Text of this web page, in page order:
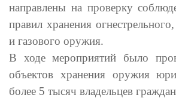
направлены на проверку
правил хранения
и газового оружия.
В ходе мероприятий было
объектов хранения оружия
более 5 тысяч владельцев